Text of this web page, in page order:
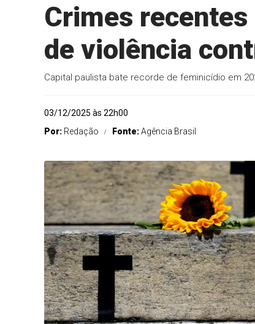
Crimes
de violência
Capital paulista bate recorde de feminicídio em
03/12/2025 às 22h00
Por: Redação Fonte:Agência Brasil